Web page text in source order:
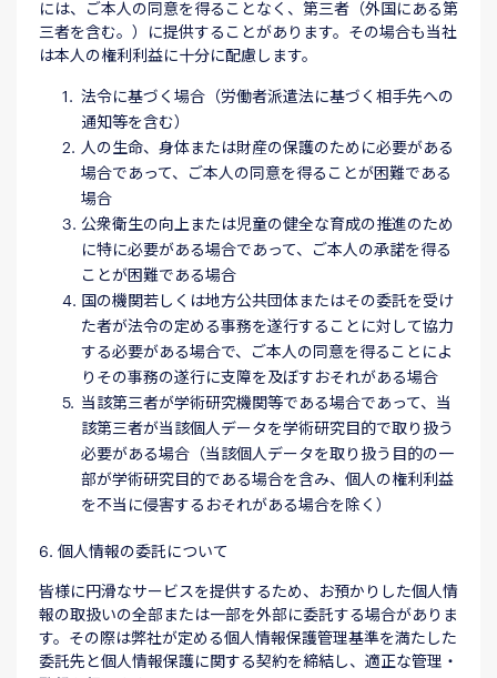
には、ご本人の同意を得ることなく、第三者（外国にある第
三者を含む。）に提供することがあります。その場合も当社
は本人の権利利益に十分に配慮します。
法令に基づく場合（労働者派遣法に基づく相手先への
通知等を含む）
人の生命、身体または財産の保護のために必要がある
場合であって、ご本人の同意を得ることが困難である
場合
公衆衛生の向上または児童の健全な育成の推進のため
に特に必要がある場合であって、ご本人の承諾を得る
ことが困難である場合
国の機関若しくは地方公共団体またはその委託を受け
た者が法令の定める事務を遂行することに対して協力
する必要がある場合で、ご本人の同意を得ることによ
りその事務の遂行に支障を及ぼすおそれがある場合
当該第三者が学術研究機関等である場合であって、当
該第三者が当該個人データを学術研究目的で取り扱う
必要がある場合（当該個人データを取り扱う目的の一
部が学術研究目的である場合を含み、個人の権利利益
を不当に侵害するおそれがある場合を除く）
6. 個人情報の委託について
皆様に円滑なサービスを提供するため、お預かりした個人情
報の取扱いの全部または一部を外部に委託する場合がありま
す。その際は弊社が定める個人情報保護管理基準を満たした
委託先と個人情報保護に関する契約を締結し、適正な管理・